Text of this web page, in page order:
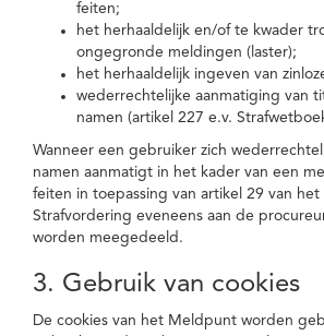
feiten;
het herhaaldelijk en/of te kwader
ongegronde meldingen (laster);
het herhaaldelijk ingeven van
wederrechtelijke aanmatiging van
namen (artikel 227 e.v.
Wanneer een gebruiker zich
namen aanmatigt in het kader van een
feiten in toepassing van artikel 29 van het
Strafvordering eveneens aan de
worden meegedeeld.
3. Gebruik van cookies
De cookies van het Meldpunt worden